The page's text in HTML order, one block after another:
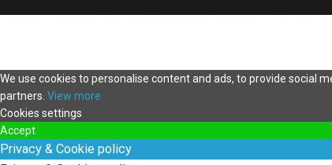
We use cookies to personalise content and ads, to provide social
partners. View more
Cookies settings
Accept
Privacy & Cookie policy